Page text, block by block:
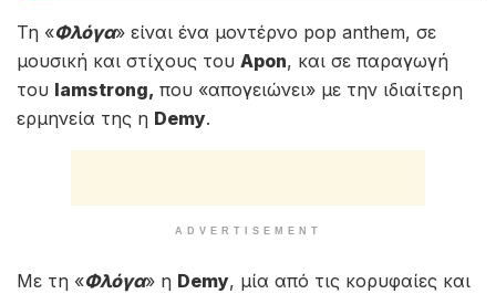
Τη «Φλόγα» είναι ένα μοντέρνο pop anthem, σε
μουσική και στίχους του Apon, και σε παραγωγή
του Iamstrong, που «απογειώνει» με την ιδιαίτερη
ερμηνεία της η Demy.
ADVERTISEMENT
Με τη «Φλόγα» η Demy, μία από τις κορυφαίες και